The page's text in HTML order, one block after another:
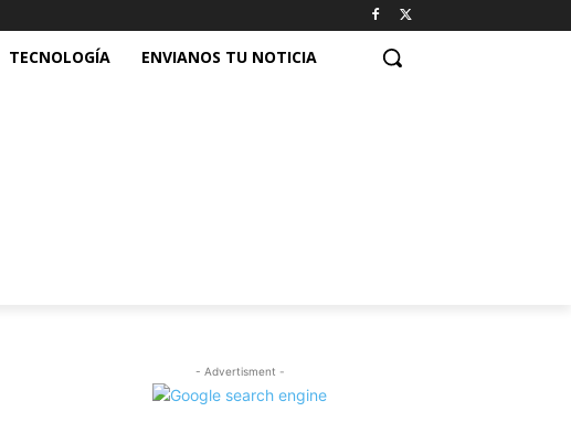
TECNOLOGÍA ENVIANOS TU NOTICIA
- Advertisment -